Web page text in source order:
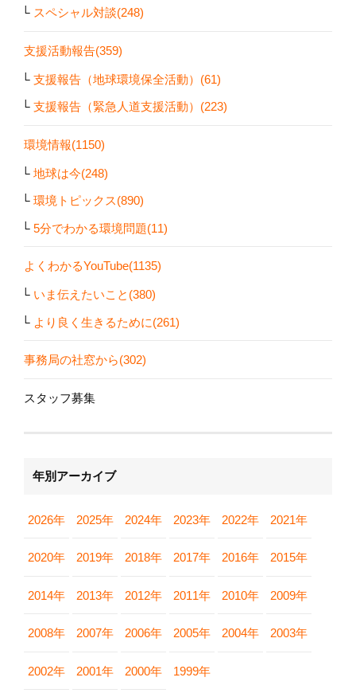
スペシャル対談(248)
支援活動報告(359)
支援報告（地球環境保全活動）(61)
支援報告（緊急人道支援活動）(223)
環境情報(1150)
地球は今(248)
環境トピックス(890)
5分でわかる環境問題(11)
よくわかるYouTube(1135)
いま伝えたいこと(380)
より良く生きるために(261)
事務局の社窓から(302)
スタッフ募集
年別アーカイブ
2026年 2025年 2024年 2023年 2022年 2021年
2020年 2019年 2018年 2017年 2016年 2015年
2014年 2013年 2012年 2011年 2010年 2009年
2008年 2007年 2006年 2005年 2004年 2003年
2002年 2001年 2000年 1999年